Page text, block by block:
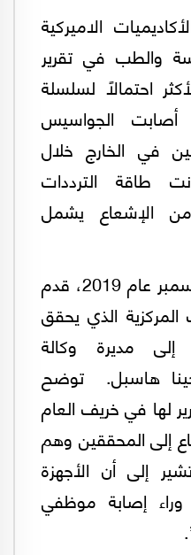
الاميركية
والطب في تقرير
احتمالاً لسلسلة
أصابت الجواسيس
في الخارج خلال
طاقة الترددات
من الإشعاع يشمل
في 23 كانون الأول/ ديسمبر عام 2019، قدم
المركزية الذي يحقق
مديرة وكالة
جينا هاسبل. توضح
لها في خريف العام
إلى المحققين وهم
إلى أن الأجهزة
وراء إصابة موظفي